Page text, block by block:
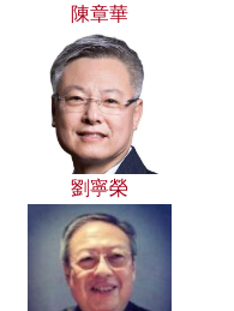
陳章華
劉寧榮